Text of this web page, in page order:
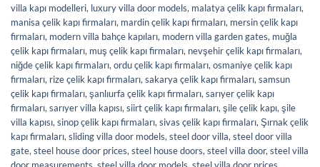
villa kapı modelleri, luxury villa door models, malatya çelik kapı firmaları,
manisa çelik kapı firmaları, mardin çelik kapı firmaları, mersin çelik kapı
firmaları, modern villa bahçe kapıları, modern villa garden gates, muğla
çelik kapı firmaları, muş çelik kapı firmaları, nevşehir çelik kapı firmaları,
niğde çelik kapı firmaları,ordu çelik kapı firmaları,osmaniye çelik kapı
firmaları, rize çelik kapı firmaları,sakarya çelik kapı firmaları,samsun
çelik kapı firmaları,şanlıurfa çelik kapı firmaları,sarıyer çelik kapı
firmaları,sarıyer villa kapısı,siirt çelik kapı firmaları,şile çelik kapı,şile
villa kapısı,sinop çelik kapı firmaları,sivas çelik kapı firmaları,Şırnak çelik
kapı firmaları,sliding villa door models,steel door villa,steel door villa
gate,steel house door prices,steel house doors,steel villa door,steel villa